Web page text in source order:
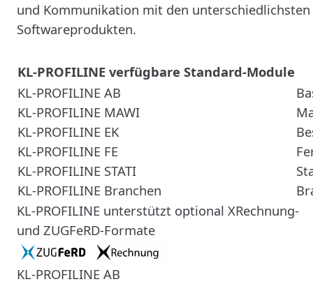
und Kommunikation mit den unterschiedlichsten
Softwareprodukten.
KL-PROFILINE verfügbare Standard-Module
KL-PROFILINE AB
KL-PROFILINE MAWI
KL-PROFILINE EK
KL-PROFILINE FE
KL-PROFILINE STATI
KL-PROFILINE Branchen
KL-PROFILINE unterstützt optional XRechnung-
und ZUGFeRD-Formate
KL-PROFILINE AB